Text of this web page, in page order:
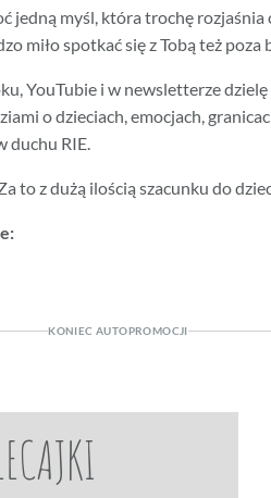
jedną myśl, która trochę rozjaśnia
miło spotkać się z Tobą też poza
YouTubie i w newsletterze
o dzieciach, emocjach,
duchu RIE.
to z dużą ilością szacunku do
KONIEC AUTOPROMOCJI